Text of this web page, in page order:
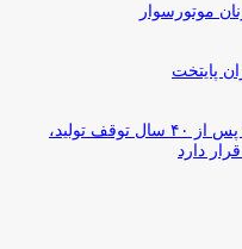
موتورسوار
پایتخت
برند قدیمی موربیدلی (Morbidelli) پس از ۴۰ سال توقف تولید،
دارد